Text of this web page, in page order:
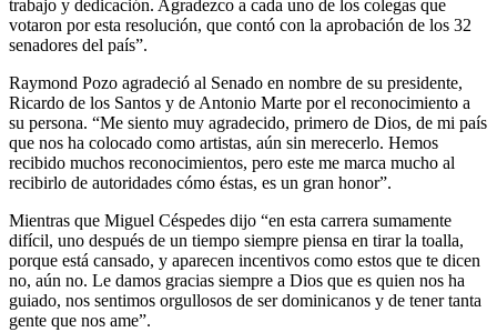
trabajo y dedicación. Agradezco a cada uno de los colegas que
votaron por esta resolución, que contó con la aprobación de los 32
senadores del país”.
Raymond Pozo agradeció al Senado en nombre de su presidente,
Ricardo de los Santos y de Antonio Marte por el reconocimiento a
su persona. “Me siento muy agradecido, primero de Dios, de mi país
que nos ha colocado como artistas, aún sin merecerlo. Hemos
recibido muchos reconocimientos, pero este me marca mucho al
recibirlo de autoridades cómo éstas, es un gran honor”.
Mientras que Miguel Céspedes dijo “en esta carrera sumamente
difícil, uno después de un tiempo siempre piensa en tirar la toalla,
porque está cansado, y aparecen incentivos como estos que te dicen
no, aún no. Le damos gracias siempre a Dios que es quien nos ha
guiado, nos sentimos orgullosos de ser dominicanos y de tener tanta
gente que nos ame”.